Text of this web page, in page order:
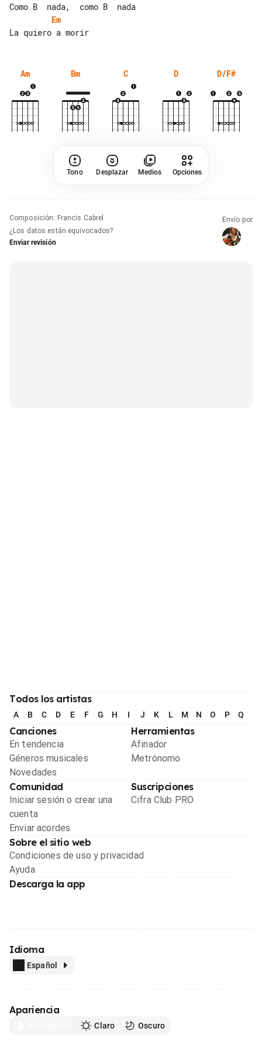
Em
Am Bm C D D/F#
Tono Desplazar Medios Opciones
Composición: Francis Cabrel
¿Los datos están equivocados?
Enviar revisión
Envío por
Todos los artistas
A B C D E F G H I J K L M N O P Q
Canciones
En tendencia
Géneros musicales
Novedades
Herramientas
Afinador
Metrónomo
Comunidad
Iniciar sesión o crear una
cuenta
Enviar acordes
Suscripciones
Cifra Club PRO
Sobre el sitio web
Condiciones de uso y privacidad
Ayuda
Descarga la app
Idioma
Español
Apariencia
Claro Oscuro